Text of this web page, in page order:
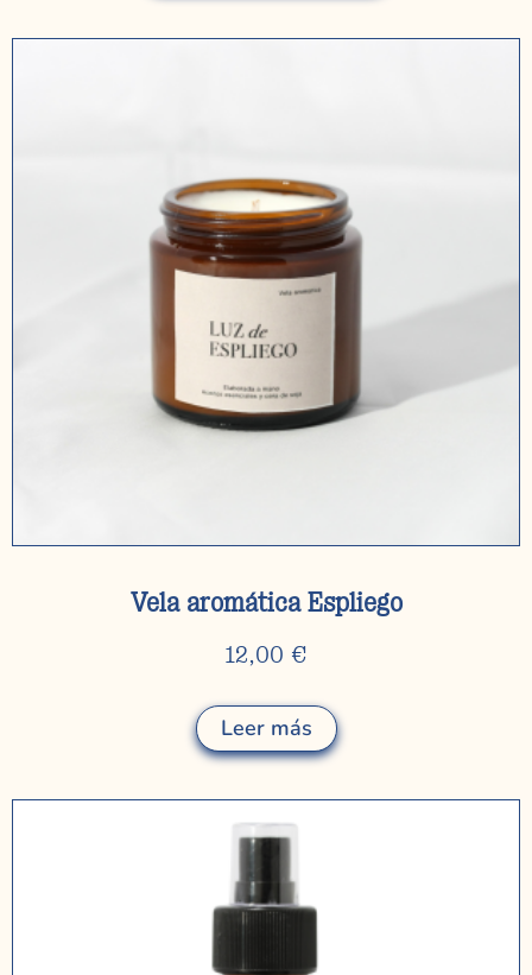
Vela aromática Espliego
12,00 €
Leer más